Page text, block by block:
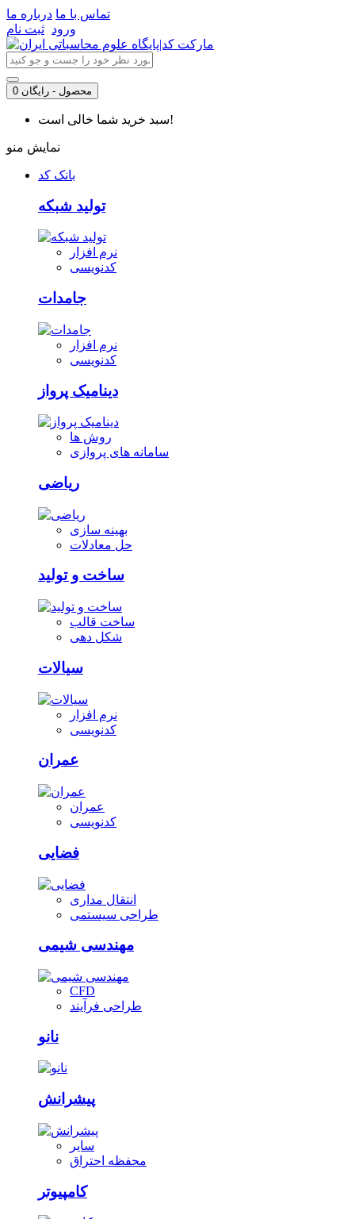
تماس با ما درباره ما
ورود ثبت نام
0 محصول - رایگان
سبد خرید شما خالی است!
نمایش منو
بانک کد
تولید شبکه
نرم افزار
کدنویسی
جامدات
نرم افزار
کدنویسی
دینامیک پرواز
روش ها
سامانه های پروازی
ریاضی
بهینه سازی
حل معادلات
ساخت و تولید
ساخت قالب
شکل دهی
سیالات
نرم افزار
کدنویسی
عمران
عمران
کدنویسی
فضایی
انتقال مداری
طراحی سیستمی
مهندسی شیمی
CFD
طراحی فرآیند
نانو
پیشرانش
سایر
محفظه احتراق
کامپیوتر